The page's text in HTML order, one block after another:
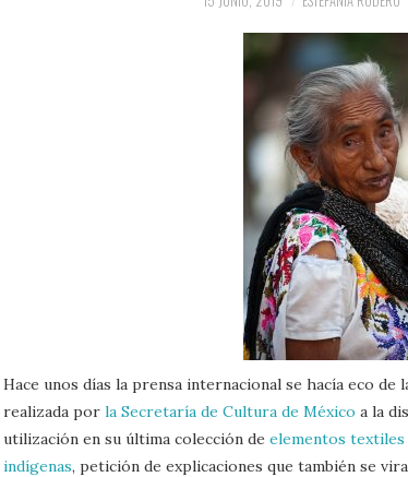
Hace unos días la prensa internacional se hacía eco de
realizada por la Secretaría de Cultura de México a la
utilización en su última colección de elementos
indígenas, petición de explicaciones que también se